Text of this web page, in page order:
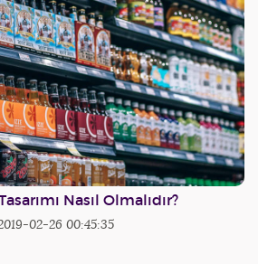
Nasıl Olmalıdır?
02-26 00:45:35